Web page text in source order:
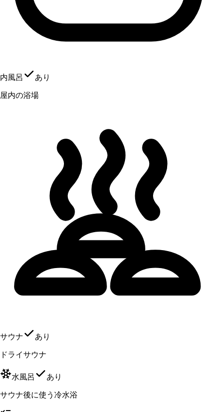
内風呂 あり
屋内の浴場
サウナ あり
ドライサウナ
水風呂 あり
サウナ後に使う冷水浴